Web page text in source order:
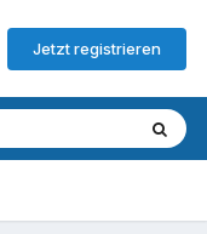
Jetzt registrieren